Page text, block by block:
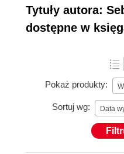
Tytuły autora:
dostępne w
Pokaż produkty:
Sortuj wg: Data